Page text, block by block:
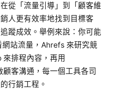
從「流量引導」到「顧客維
人更有效率地找到目標客
蹤成效。舉例來說：你可能
站流量，Ahrefs 來研究競
排程內容，再用
客溝通，每一個工具各司
行銷工程。